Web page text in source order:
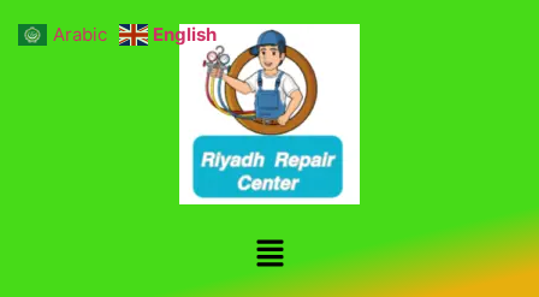
Arabic English